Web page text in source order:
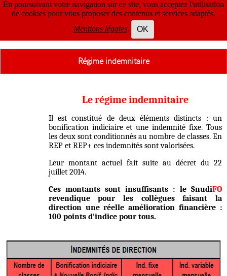
En poursuivant votre navigation sur ce site, vous acceptez l'utilisation
de cookies pour vous proposer des contenus et services adaptés.
Mentions légales. OK
Régime indemnitaire
Le régime indemnitaire
Il est constitué de deux éléments distincts : un
bonification indiciaire et une indemnité fixe. Tous
les deux sont conditionnés au nombre de classes. En
REP et REP+ ces indemnités sont valorisées.
Leur montant actuel fait suite au décret du 22
juillet 2014.
Ces montants sont insuffisants : le SnudiFO
revendique pour les collègues faisant la
direction une réelle amélioration financière :
100 points d’indice pour tous.